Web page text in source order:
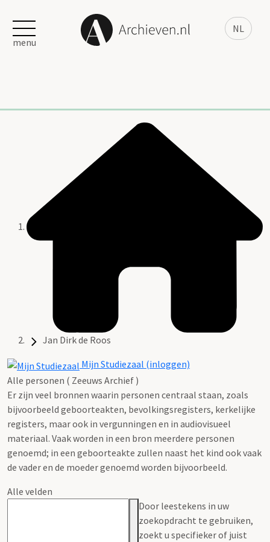
NL
menu
Jan Dirk de Roos
Mijn Studiezaal (inloggen)
Alle personen ( Zeeuws Archief )
Er zijn veel bronnen waarin personen centraal staan, zoals
bijvoorbeeld geboorteakten, bevolkingsregisters, kerkelijke
registers, maar ook in vergunningen en in audiovisueel
materiaal. Vaak worden in een bron meerdere personen
genoemd; in een geboorteakte zullen naast het kind ook vaak
de vader en de moeder genoemd worden bijvoorbeeld.
Alle velden
Door leestekens in uw
zoekopdracht te gebruiken,
zoekt u specifieker of juist